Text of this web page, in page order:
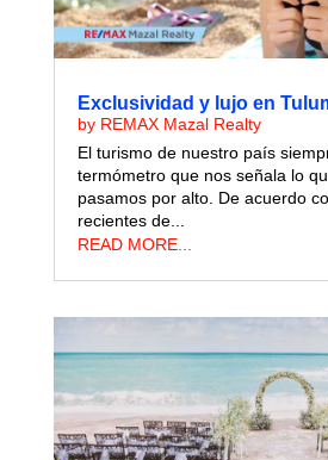
Exclusividad y lujo en
by REMAX Mazal Realty
El turismo de nuestro país
termómetro que nos señala lo
pasamos por alto. De acuerdo
recientes de...
READ MORE...